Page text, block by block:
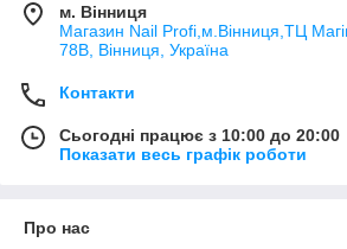
м. Вінниця
Магазин Nail Profi,м.Вінниця,ТЦ
78В, Вінниця, Україна
Контакти
Сьогодні працює з 10:00 до 20:00
Показати весь графік роботи
Про нас